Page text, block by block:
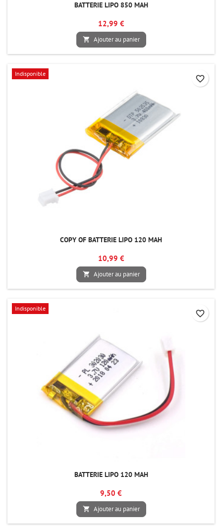
BATTERIE LIPO 850 MAH
12,99 €
 Ajouter au panier
Indisponible
COPY OF BATTERIE LIPO 120 MAH
10,99 €
 Ajouter au panier
favorite_border
Indisponible
BATTERIE LIPO 120 MAH
9,50 €
 Ajouter au panier
favorite_border